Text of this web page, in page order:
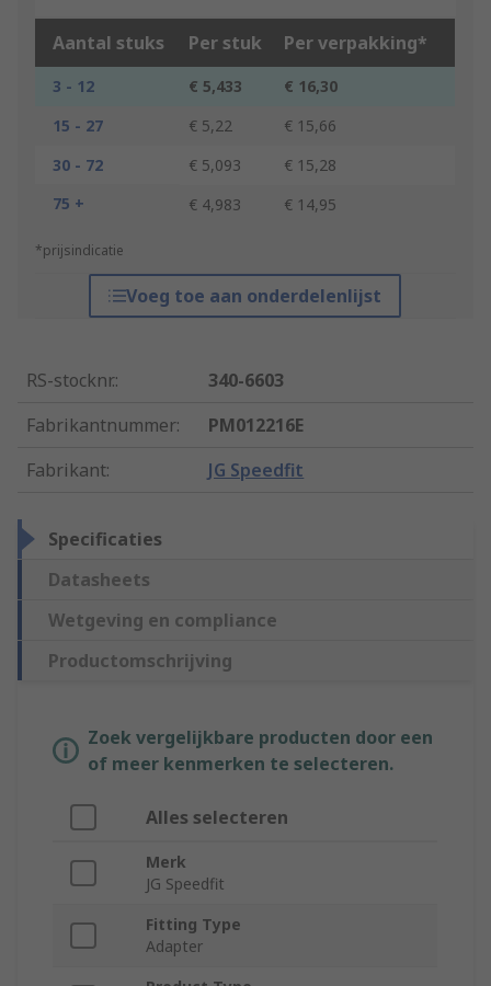
Aantal stuks Per stuk Per verpakking*
3 - 12 € 5,433
€ 16,30
15 - 27
€ 5,22
€ 15,66
30 - 72
€ 5,093
€ 15,28
75 +
€ 4,983 € 14,95
*prijsindicatie
Voeg toe aan onderdelenlijst
RS-stocknr.:
340-6603
Fabrikantnummer:
PM012216E
Fabrikant: JG Speedfit
Specificaties
Datasheets
Wetgeving en compliance
Productomschrijving
Zoek vergelijkbare producten door een
of meer kenmerken te selecteren.
Alles selecteren
Merk
JG Speedfit
Fitting Type
Adapter